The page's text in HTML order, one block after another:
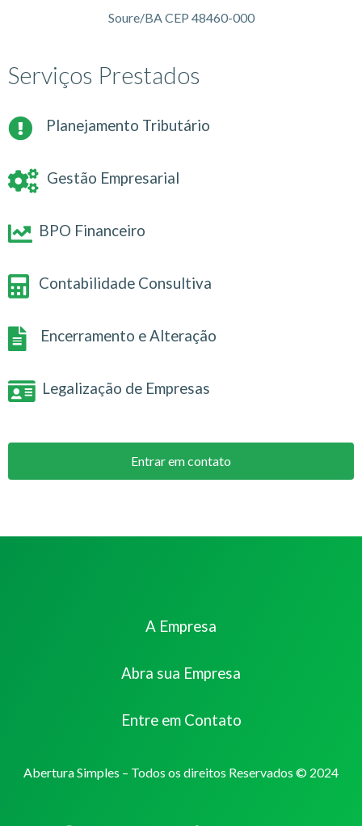
Soure/BA CEP 48460-000
Serviços Prestados
Planejamento Tributário
Gestão Empresarial
BPO Financeiro
Contabilidade Consultiva
Encerramento e Alteração
Legalização de Empresas
Entrar em contato
A Empresa
Abra sua Empresa
Entre em Contato
Abertura Simples – Todos os direitos Reservados © 2024